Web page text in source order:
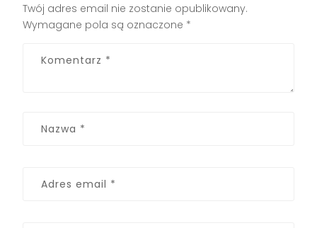
Twój adres email nie zostanie opublikowany.
Wymagane pola są oznaczone *